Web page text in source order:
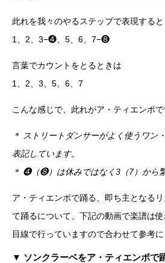
此れを我々のやるステップで表現すると
1、2、3−❹、5、6、7−❽
言葉でカウントをとるときは
1、2、3、5、6、7
こんな感じで、此れがア・ティエンポで
＊ ストリートダンサーがよく使うワン
表記しています。
＊ ❹（❽）は休みではなく3（7）から
ア・ティエンポで踊る、即ち主となる
て踊るについて、下記の動画で楽譜は
目線で行っていますので合わせて参考に
▼ ソンクラーベをア・ティエンポで